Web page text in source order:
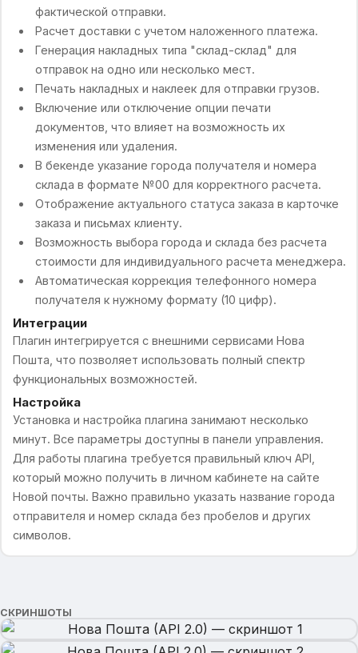
фактической отправки.
Расчет доставки с учетом наложенного платежа.
Генерация накладных типа "склад-склад" для
отправок на одно или несколько мест.
Печать накладных и наклеек для отправки грузов.
Включение или отключение опции печати
документов, что влияет на возможность их
изменения или удаления.
В бекенде указание города получателя и номера
склада в формате №00 для корректного расчета.
Отображение актуального статуса заказа в карточке
заказа и письмах клиенту.
Возможность выбора города и склада без расчета
стоимости для индивидуального расчета менеджера.
Автоматическая коррекция телефонного номера
получателя к нужному формату (10 цифр).
Интеграции
Плагин интегрируется с внешними сервисами Нова
Пошта, что позволяет использовать полный спектр
функциональных возможностей.
Настройка
Установка и настройка плагина занимают несколько
минут. Все параметры доступны в панели управления.
Для работы плагина требуется правильный ключ API,
который можно получить в личном кабинете на сайте
Новой почты. Важно правильно указать название города
отправителя и номер склада без пробелов и других
символов.
СКРИНШОТЫ